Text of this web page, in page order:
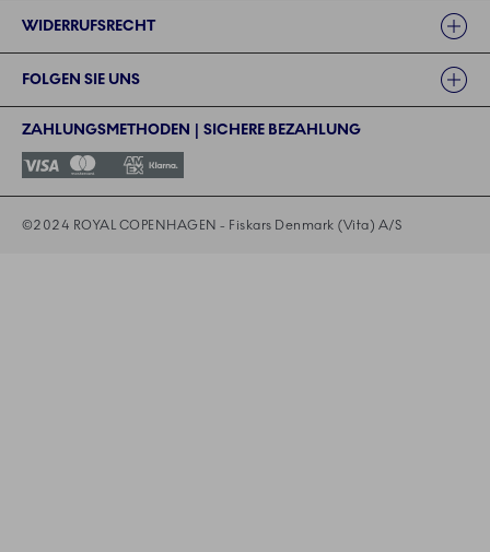
WIDERRUFSRECHT
FOLGEN SIE UNS
ZAHLUNGSMETHODEN | SICHERE BEZAHLUNG
©2024 ROYAL COPENHAGEN - Fiskars Denmark (Vita) A/S
©2024 ROYAL COPENHAGEN - Fiskars Denmark (Vita) A/S